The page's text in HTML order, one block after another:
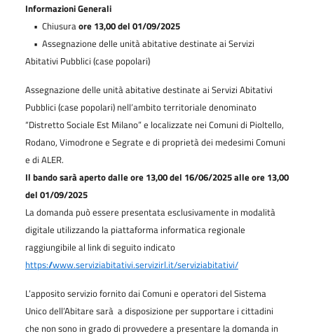
Informazioni Generali
• Chiusuraore 13,00 del 01/09/2025
• Assegnazione delle unità abitative destinate ai Servizi
Abitativi Pubblici (case popolari)
Assegnazione delle unità abitative destinate ai Servizi Abitativi
Pubblici (case popolari) nell’ambito territoriale denominato
“Distretto Sociale Est Milano” e localizzate nei Comuni di Pioltello,
Rodano, Vimodrone e Segrate e di proprietà dei medesimi Comuni
e di ALER.
Il bando sarà aperto dalle ore 13,00 del 16/06/2025 alle ore 13,00
del 01/09/2025
La domanda può essere presentata esclusivamente in modalità
digitale utilizzando la piattaforma informatica regionale
raggiungibile al link di seguito indicato
https://www.serviziabitativi.servizirl.it/serviziabitativi/
L’apposito servizio fornito dai Comuni e operatori del Sistema
Unico dell’Abitare sarà a disposizione per supportare i cittadini
che non sono in grado di provvedere a presentare la domanda in